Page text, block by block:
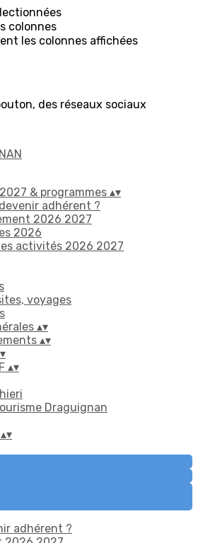
colonnes
les colonnes affichées
des réseaux sociaux
& programmes ▴▾
adhérent ?
2026 2027
2026
activités 2026 2027
voyages
▴▾
▴▾
▾
▴▾
Draguignan
▴▾
adhérent ?